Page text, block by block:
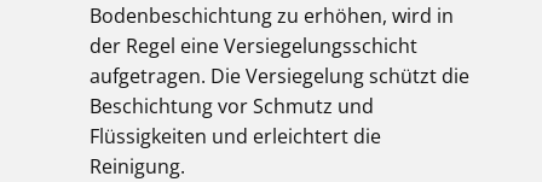
Bodenbeschichtung zu erhöhen, wird in
der Regel eine Versiegelungsschicht
aufgetragen. Die Versiegelung schützt die
Beschichtung vor Schmutz und
Flüssigkeiten und erleichtert die
Reinigung.